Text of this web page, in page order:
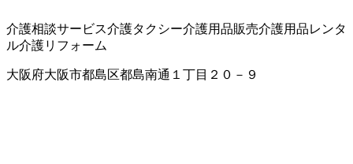
介護相談サービス介護タクシー介護用品販売介護用品レンタ
ル介護リフォーム
大阪府大阪市都島区都島南通１丁目２０－９